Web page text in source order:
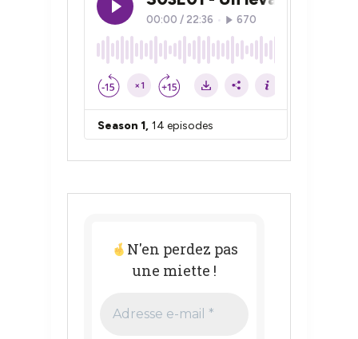
N'en perdez pas
une miette !
e-